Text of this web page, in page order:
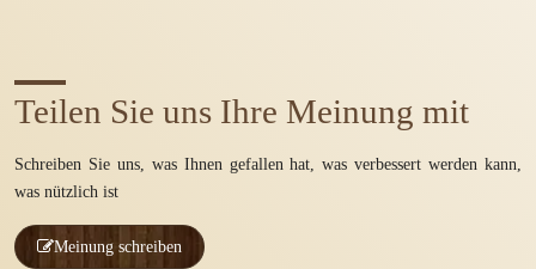
Teilen Sie uns Ihre Meinung mit
Schreiben Sie uns, was Ihnen gefallen hat, was verbessert werden kann,
was nützlich ist
Meinung schreiben